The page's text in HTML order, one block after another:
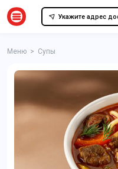
Укажите адрес
Меню > Супы